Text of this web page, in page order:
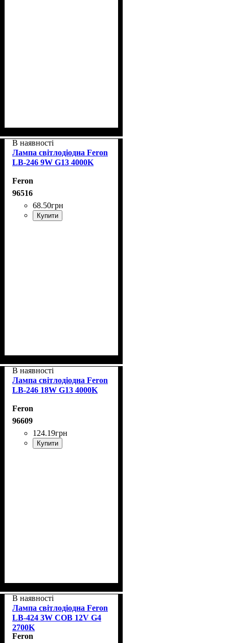
В наявності
Лампа світлодіодна Feron
LB-246 9W G13 4000K
Feron
96516
68.50грн
Купити
В наявності
Лампа світлодіодна Feron
LB-246 18W G13 4000K
Feron
96609
124.19грн
Купити
В наявності
Лампа світлодіодна Feron
LB-424 3W COB 12V G4
2700K
Feron